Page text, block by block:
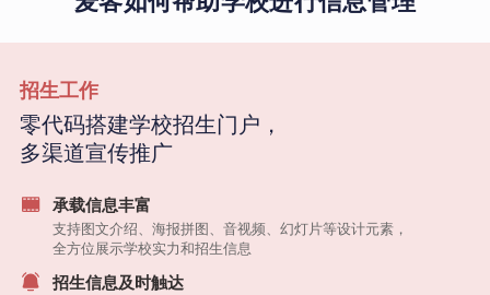
招生工作
零代码搭建学校招生门户，
多渠道宣传推广
承载信息丰富
支持图文介绍、海报拼图、音视频、幻灯片等设计元素，
全方位展示学校实力和招生信息
招生信息及时触达